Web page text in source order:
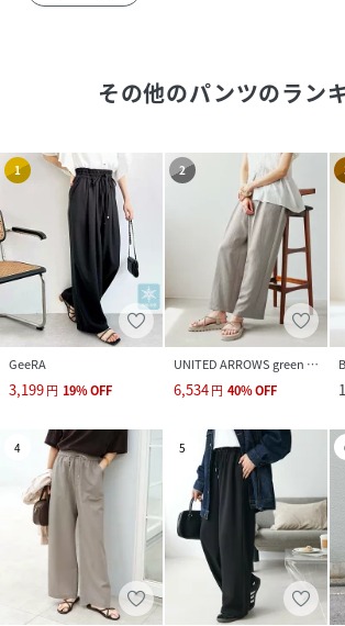
その他のパンツのラン
1
GeeRA
3,199円 19%OFF
2
UNITED ARROWS green label relaxing
6,534円 40%OFF
4 5